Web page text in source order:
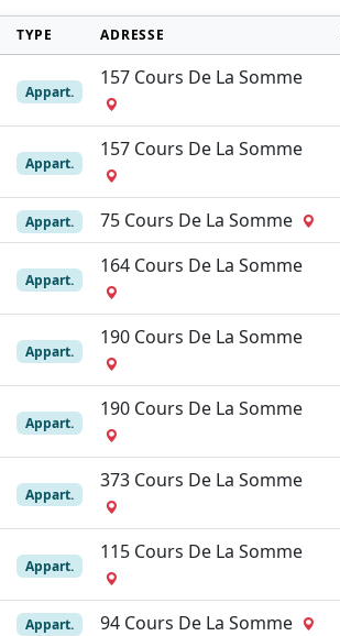
TYPE ADRESSE
Appart.
157 Cours De La Somme
Appart.
157 Cours De La Somme
Appart. 75 Cours De La Somme
Appart.
164 Cours De La Somme
Appart.
190 Cours De La Somme
Appart.
190 Cours De La Somme
Appart.
373 Cours De La Somme
Appart.
115 Cours De La Somme
Appart. 94 Cours De La Somme